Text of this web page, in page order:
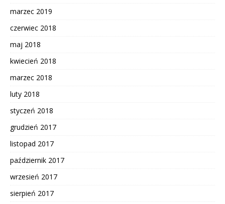
marzec 2019
czerwiec 2018
maj 2018
kwiecień 2018
marzec 2018
luty 2018
styczeń 2018
grudzień 2017
listopad 2017
październik 2017
wrzesień 2017
sierpień 2017